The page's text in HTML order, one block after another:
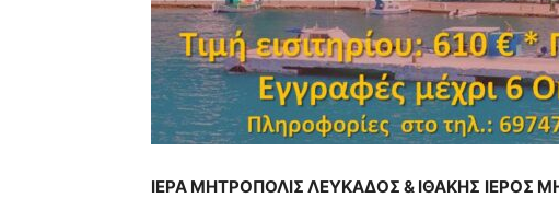
ΙΕΡΑ ΜΗΤΡΟΠΟΛΙΣ ΛΕΥΚΑΔΟΣ & ΙΘΑΚΗΣ ΙΕΡΟΣ